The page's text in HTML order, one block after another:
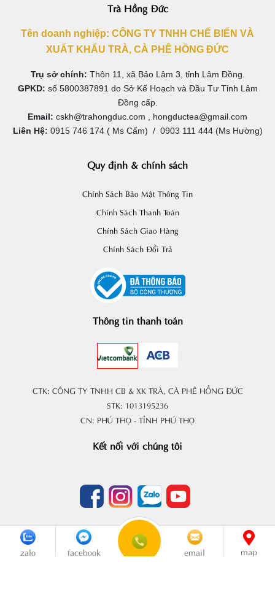
zalo facebook email map
Trà Hồng Đức
Tên doanh nghiệp: CÔNG TY TNHH CHẾ BIẾN VÀ
XUẤT KHẨU TRÀ, CÀ PHÊ HỒNG ĐỨC
Trụ sở chính: Thôn 11, xã Bảo Lâm 3, tỉnh Lâm Đồng.
GPKD: số 5800387891 do Sở Kế Hoạch và Đầu Tư Tỉnh Lâm
Đồng cấp.
Email: cskh@trahongduc.com , hongductea@gmail.com
Liên Hệ: 0915 746 174 ( Ms Cẩm) / 0903 111 444 (Ms Hường)
Quy định & chính sách
Chính Sách Bảo Mật Thông Tin
Chính Sách Thanh Toán
Chính Sách Giao Hàng
Chính Sách Đổi Trả
Thông tin thanh toán
CTK: CÔNG TY TNHH CB & XK TRÀ, CÀ PHÊ HỒNG ĐỨC
STK: 1013195236
CN: PHÚ THỌ - TỈNH PHÚ THỌ
Kết nối với chúng tôi
Copyright © 2020TRÀ HỒNG ĐỨC. All rights reserved. Design by i-
web.vn